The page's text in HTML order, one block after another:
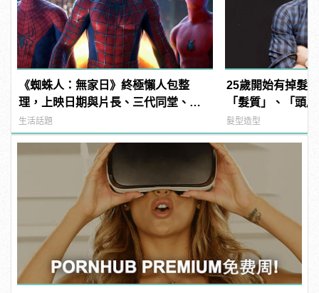
《蜘蛛人：無家日》終極懶人包整
理，上映日期與片長、三代同堂、湯
姆霍蘭德去向......
生活話題
25歲開始有掉髮
「髮質」、「頭
品，避免落髮、
髮型造型